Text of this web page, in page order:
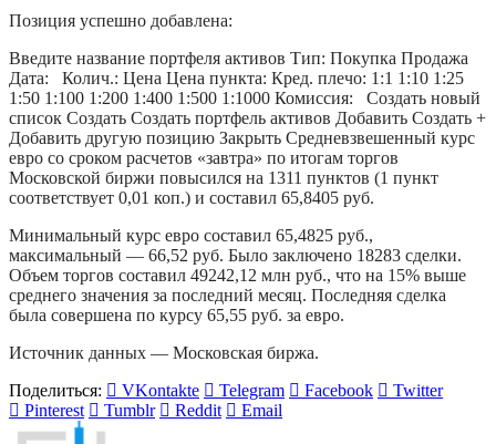
Позиция успешно добавлена:
Введите название портфеля активов Тип: Покупка Продажа
Дата: Колич.: Цена Цена пункта: Кред. плечо: 1:1 1:10 1:25
1:50 1:100 1:200 1:400 1:500 1:1000 Комиссия: Создать новый
список Создать Создать портфель активов Добавить Создать +
Добавить другую позицию Закрыть Средневзвешенный курс
евро со сроком расчетов «завтра» по итогам торгов
Московской биржи повысился на 1311 пунктов (1 пункт
соответствует 0,01 коп.) и составил 65,8405 руб.
Минимальный курс евро составил 65,4825 руб.,
максимальный — 66,52 руб. Было заключено 18283 сделки.
Объем торгов составил 49242,12 млн руб., что на 15% выше
среднего значения за последний месяц. Последняя сделка
была совершена по курсу 65,55 руб. за евро.
Источник данных — Московская биржа.
Поделиться:
VKontakte Telegram Facebook
Twitter
Pinterest
Tumblr Reddit Email